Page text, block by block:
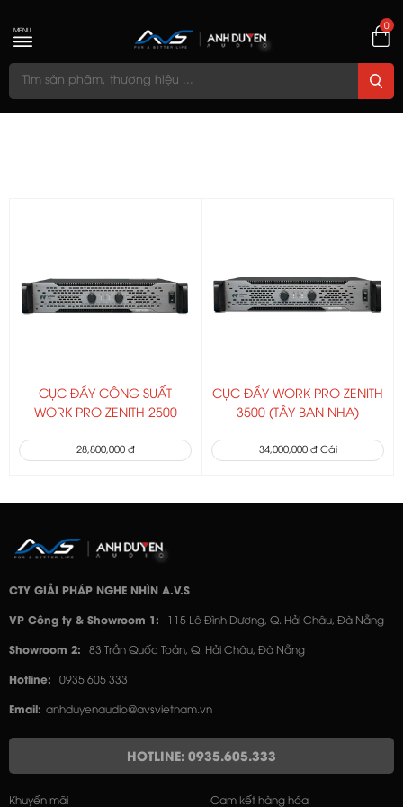
0
MENU
CỤC ĐẨY CÔNG SUẤT
WORK PRO ZENITH 2500
28,800,000 đ
CỤC ĐẨY WORK PRO ZENITH
3500 (TÂY BAN NHA)
34,000,000 đ Cái
CTY GIẢI PHÁP NGHE NHÌN A.V.S
VP Công ty & Showroom 1: 115 Lê Đình Dương, Q. Hải Châu, Đà Nẵng
Showroom 2: 83 Trần Quốc Toản, Q. Hải Châu, Đà Nẵng
Hotline: 0935 605 333
Email: anhduyenaudio@avsvietnam.vn
HOTLINE: 0935.605.333
Khuyến mãi Cam kết hàng hóa